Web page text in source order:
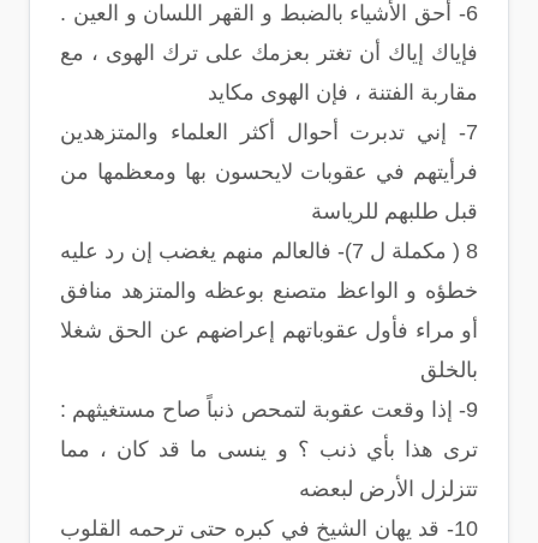
6- أحق الأشياء بالضبط و القهر اللسان و العين .
فإياك إياك أن تغتر بعزمك على ترك الهوى ، مع
مقاربة الفتنة ، فإن الهوى مكايد
7- إني تدبرت أحوال أكثر العلماء والمتزهدين
فرأيتهم في عقوبات لايحسون بها ومعظمها من
قبل طلبهم للرياسة
8 ( مكملة ل 7)- فالعالم منهم يغضب إن رد عليه
خطؤه و الواعظ متصنع بوعظه والمتزهد منافق
أو مراء فأول عقوباتهم إعراضهم عن الحق شغلا
بالخلق
9- إذا وقعت عقوبة لتمحص ذنباً صاح مستغيثهم :
ترى هذا بأي ذنب ؟ و ينسى ما قد كان ، مما
تتزلزل الأرض لبعضه
10- قد يهان الشيخ في كبره حتى ترحمه القلوب